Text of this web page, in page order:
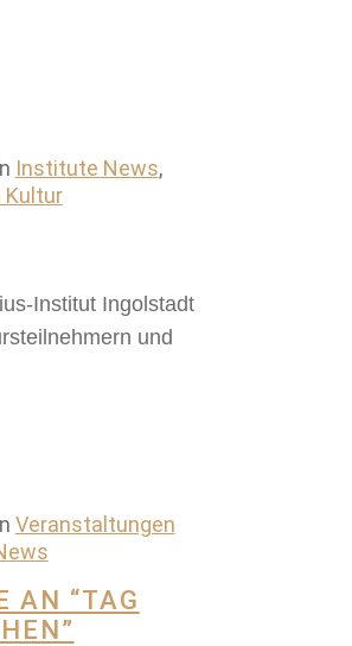
Institute News,
Kultur
Institut Ingolstadt
und
Veranstaltungen
AN “TAG